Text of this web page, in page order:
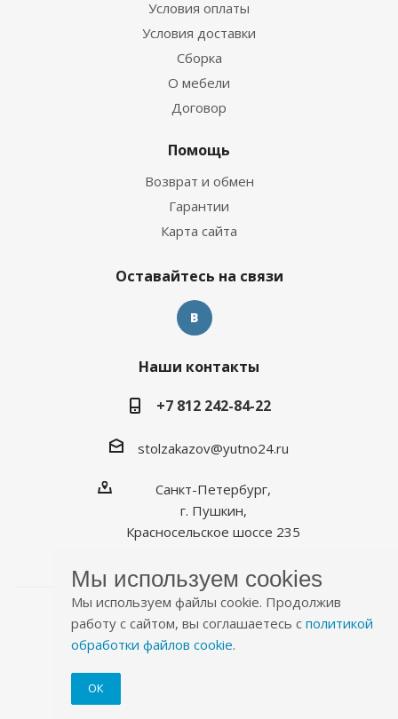
Условия оплаты
Условия доставки
Сборка
О мебели
Договор
Помощь
Возврат и обмен
Гарантии
Карта сайта
Оставайтесь на связи
Наши контакты
+7 812 242-84-22
stolzakazov@yutno24.ru
Санкт-Петербург,
г. Пушкин,
Красносельское шоссе 235
Мы используем cookies
Мы используем файлы cookie. Продолжив
работу с сайтом, вы соглашаетесь с политикой
обработки файлов cookie.
ОК